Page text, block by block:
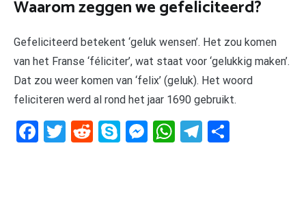
Waarom zeggen we gefeliciteerd?
Gefeliciteerd betekent ‘geluk wensen’. Het zou komen
van het Franse ‘féliciter’, wat staat voor ‘gelukkig maken’.
Dat zou weer komen van ‘felix’ (geluk). Het woord
feliciteren werd al rond het jaar 1690 gebruikt.
Facebook
Twitter
RedditSkypeMessenger
WhatsApp
Telegram